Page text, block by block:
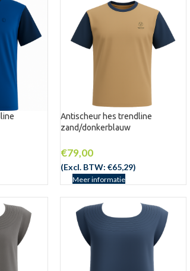
Antischeur hes trendline
zand/donkerblauw
€79,00
(Excl. BTW:€65,29)
Meer informatie